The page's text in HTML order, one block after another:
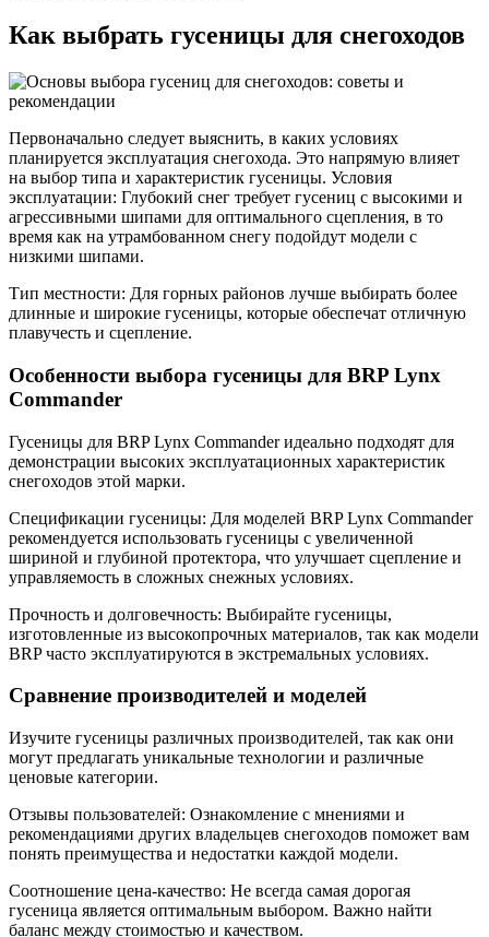
Как выбрать гусеницы для снегоходов
Первоначально следует выяснить, в каких условиях
планируется эксплуатация снегохода. Это напрямую влияет
на выбор типа и характеристик гусеницы. Условия
эксплуатации: Глубокий снег требует гусениц с высокими и
агрессивными шипами для оптимального сцепления, в то
время как на утрамбованном снегу подойдут модели с
низкими шипами.
Тип местности: Для горных районов лучше выбирать более
длинные и широкие гусеницы, которые обеспечат отличную
плавучесть и сцепление.
Особенности выбора гусеницы для BRP Lynx
Commander
Гусеницы для BRP Lynx Commander идеально подходят для
демонстрации высоких эксплуатационных характеристик
снегоходов этой марки.
Спецификации гусеницы: Для моделей BRP Lynx Commander
рекомендуется использовать гусеницы с увеличенной
шириной и глубиной протектора, что улучшает сцепление и
управляемость в сложных снежных условиях.
Прочность и долговечность: Выбирайте гусеницы,
изготовленные из высокопрочных материалов, так как модели
BRP часто эксплуатируются в экстремальных условиях.
Сравнение производителей и моделей
Изучите гусеницы различных производителей, так как они
могут предлагать уникальные технологии и различные
ценовые категории.
Отзывы пользователей: Ознакомление с мнениями и
рекомендациями других владельцев снегоходов поможет вам
понять преимущества и недостатки каждой модели.
Соотношение цена-качество: Не всегда самая дорогая
гусеница является оптимальным выбором. Важно найти
баланс между стоимостью и качеством.